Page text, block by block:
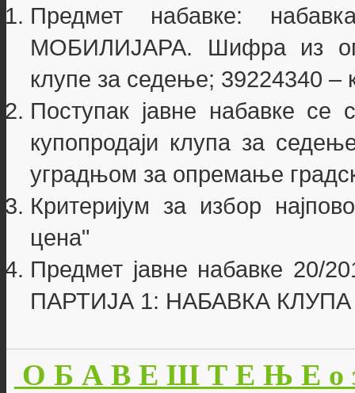
Предмет набавке:
МОБИЛИЈАРА. Шифра из
клупе за седење; 39224340 –
Поступак јавне набавке
купопродаји клупа за
уградњом за опремање
Критеријум за избор
цена"
Предмет јавне набавке 20/
ПАРТИЈА 1: НАБАВКА
О Б А В Е Ш Т Е Њ Е о